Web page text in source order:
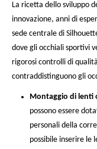
La ricetta dello sviluppo
innovazione, anni di
sede centrale di
dove gli occhiali sportivi
rigorosi controlli di
contraddistinguono gli
Montaggio di lenti
possono essere
personali della
possibile inserire